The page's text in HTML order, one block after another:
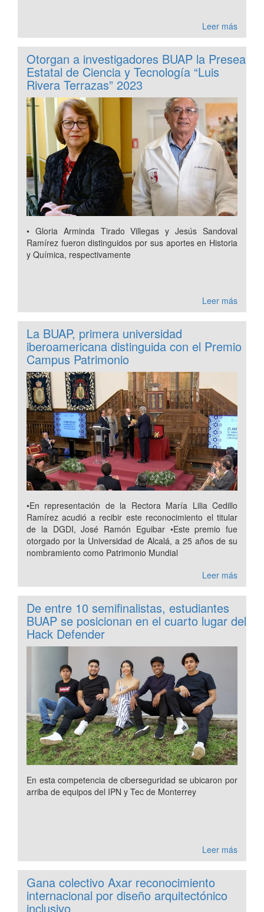
Leer más
Otorgan a investigadores BUAP la Presea
Estatal de Ciencia y Tecnología “Luis
Rivera Terrazas” 2023
• Gloria Arminda Tirado Villegas y Jesús Sandoval
Ramírez fueron distinguidos por sus aportes en Historia
y Química, respectivamente
Leer más
La BUAP, primera universidad
iberoamericana distinguida con el Premio
Campus Patrimonio
•En representación de la Rectora María Lilia Cedillo
Ramírez acudió a recibir este reconocimiento el titular
de la DGDI, José Ramón Eguibar •Este premio fue
otorgado por la Universidad de Alcalá, a 25 años de su
nombramiento como Patrimonio Mundial
Leer más
De entre 10 semifinalistas, estudiantes
BUAP se posicionan en el cuarto lugar del
Hack Defender
En esta competencia de ciberseguridad se ubicaron por
arriba de equipos del IPN y Tec de Monterrey
Leer más
Gana colectivo Axar reconocimiento
internacional por diseño arquitectónico
inclusivo